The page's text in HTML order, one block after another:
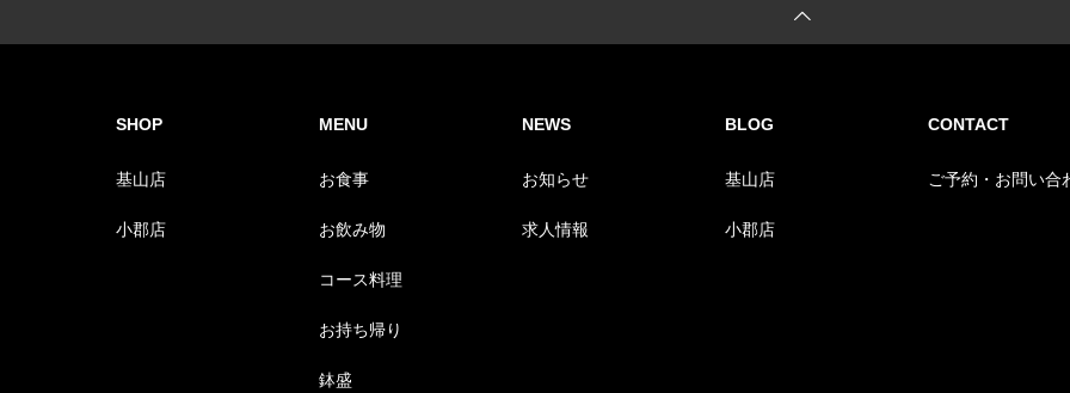
SHOP
基山店
小郡店
MENU
お食事
お飲み物
コース料理
お持ち帰り
鉢盛
NEWS
お知らせ
求人情報
BLOG
基山店
小郡店
CONTACT
ご予約・お問い合